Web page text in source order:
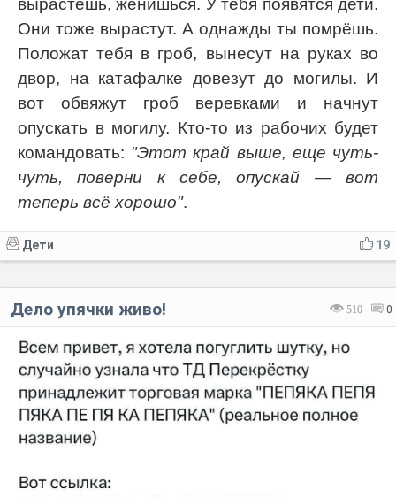
вырастешь, женишься. У тебя появятся дети.
Они тоже вырастут. А однажды ты помрёшь.
Положат тебя в гроб, вынесут на руках во
двор, на катафалке довезут до могилы. И
вот обвяжут гроб веревками и начнут
опускать в могилу. Кто-то из рабочих будет
командовать: "Этот край выше, еще чуть-
чуть, поверни к себе, опускай — вот
теперь всё хорошо".
19
Дети
510 0
Дело упячки живо!